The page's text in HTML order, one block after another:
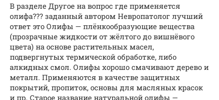
В разделе Другое на вопрос где применяется
олифа??? заданный автором Невропатолог лучший
ответ это Олифы — плёнкообразующие вещества
(прозрачные жидкости от жёлтого до вишнёвого
цвета) на основе растительных масел,
подвергнутых термической обработке, либо
алкидных смол. Олифы хорошо смачивают дерево и
металл. Применяются в качестве защитных
покрытий, пропиток, основы для масляных красок
и пр. Старое название натуральной олифы —